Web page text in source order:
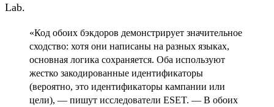
Lab.
«Код обоих бэкдоров демонстрирует значительное
сходство: хотя они написаны на разных языках,
основная логика сохраняется. Оба используют
жестко закодированные идентификаторы
(вероятно, это идентификаторы кампании или
цели), — пишут исследователи ESET. — В обоих